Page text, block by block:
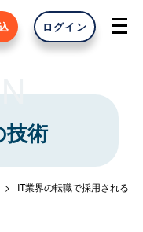
ログイン
技術
IT業界の転職で採用される